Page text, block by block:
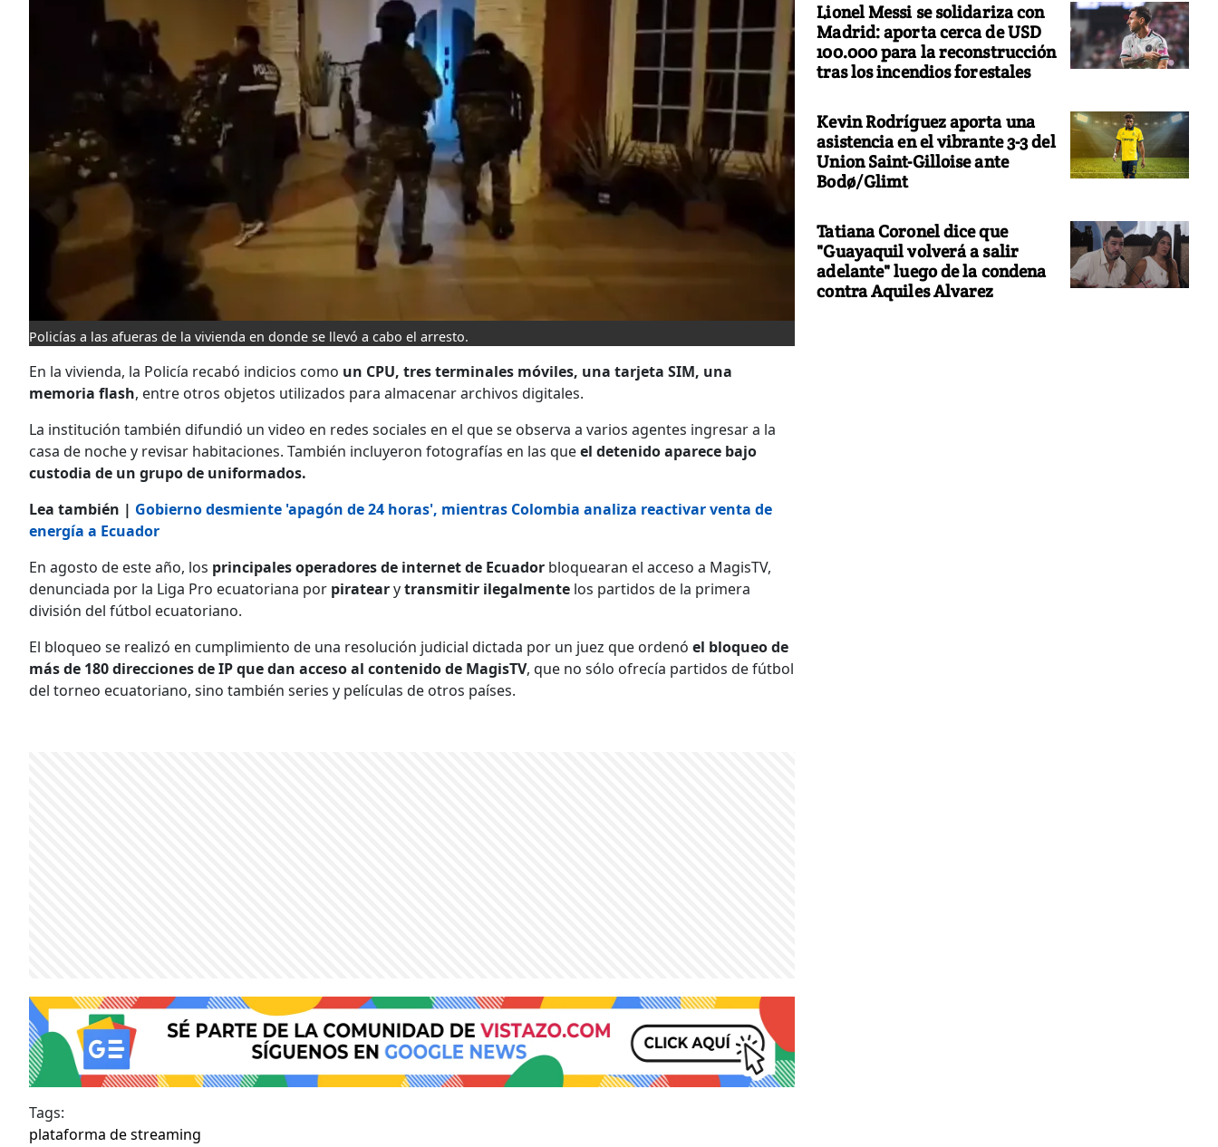
Policías a las afueras de la vivienda en donde se llevó a cabo el arresto.
En la vivienda, la Policía recabó indicios como un CPU, tres terminales móviles, una tarjeta SIM, una
memoria flash, entre otros objetos utilizados para almacenar archivos digitales.
La institución también difundió un video en redes sociales en el que se observa a varios agentes ingresar a la
casa de noche y revisar habitaciones. También incluyeron fotografías en las queel detenido aparece bajo
custodia de un grupo de uniformados.
Lea también | Gobierno desmiente 'apagón de 24 horas', mientras Colombia analiza reactivar venta de
energía a Ecuador
En agosto de este año, los principales operadores de internet de Ecuador bloquearan el acceso a MagisTV,
denunciada por la Liga Pro ecuatoriana por piratearytransmitir ilegalmente los partidos de la primera
división del fútbol ecuatoriano.
El bloqueo se realizó en cumplimiento de una resolución judicial dictada por un juez que ordenó el bloqueo de
más de 180 direcciones de IP que dan acceso al contenido de MagisTV, que no sólo ofrecía partidos de fútbol
del torneo ecuatoriano, sino también series y películas de otros países.
Tags:
plataforma de streaming
Lionel Messi se solidariza con
Madrid: aporta cerca de USD
100.000 para la reconstrucción
tras los incendios forestales
Kevin Rodríguez aporta una
asistencia en el vibrante 3-3 del
Union Saint-Gilloise ante
Bodø/Glimt
Tatiana Coronel dice que
"Guayaquil volverá a salir
adelante" luego de la condena
contra Aquiles Alvarez